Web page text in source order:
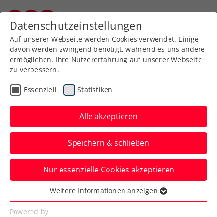
Zurück zur Newsübersicht
Ausbildung
Save the date: Advantage
Ladies – FE&MALE Sports
Conference am 29.1.2025
„Successful Together“ lautet erneut das
Motto der Veranstaltung im Zuge des
Datenschutzeinstellungen
Auf unserer Webseite werden Cookies verwendet. Einige
davon werden zwingend benötigt, während es uns andere
ermöglichen, Ihre Nutzererfahrung auf unserer Webseite
zu verbessern.
Essenziell Statistiken
Alle akzeptieren
Speichern & schließen
Nur essenzielle Cookies akzeptieren
Essenziell
Essenzielle Cookies werden für grundlegende
Weitere Informationen anzeigen
Powered by